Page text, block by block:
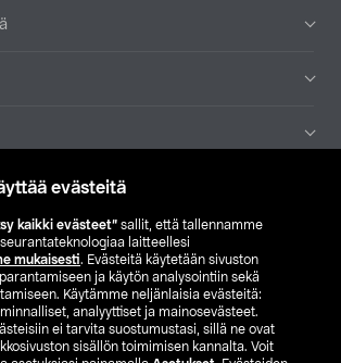
evästeitä
kaikki evästeet” sallit, että tallennamme
laitteellesi
mukaisesti. Evästeitä käytetään sivuston
ja käytön analysointiin sekä
Käytämme neljänlaisia evästeitä:
analyyttiset ja mainosevästeet.
ei tarvita suostumustasi, sillä ne ovat
sisällön toimimisen kannalta. Voit
Etsi myymälä
SE NO FI
FI SV